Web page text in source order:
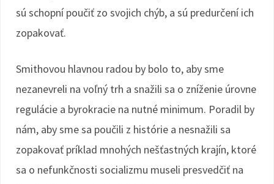
sú schopní poučiť zo svojich chýb, a sú predurčení ich
zopakovať.
Smithovou hlavnou radou by bolo to, aby sme
nezanevreli na voľný trh a snažili sa o zníženie úrovne
regulácie a byrokracie na nutné minimum. Poradil by
nám, aby sme sa poučili z histórie a nesnažili sa
zopakovať príklad mnohých nešťastných krajín, ktoré
sa o nefunkčnosti socializmu museli presvedčiť na